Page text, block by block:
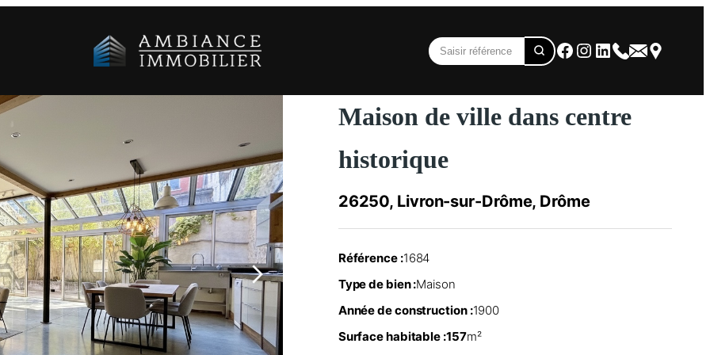
Facebook
Instagram
LinkedIn
Maison de ville dans centre
historique
26250, Livron-sur-Drôme, Drôme
Référence :1684
Type de bien :Maison
Année de construction :1900
Surface habitable :157m²